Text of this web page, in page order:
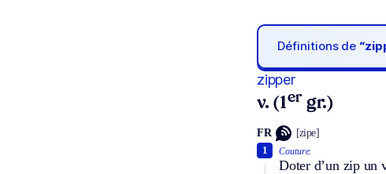
Définitions de
zipper
v. (1er gr.)
FR [zipe]
Couture.
Doter d’un zip un
1